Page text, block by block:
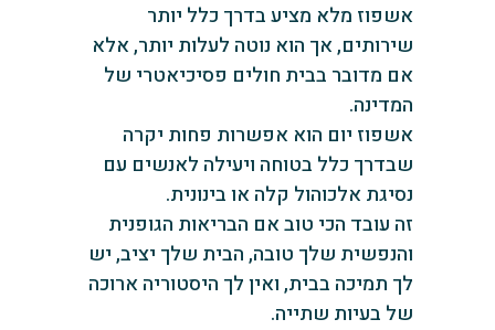
אשפוז מלא מציע בדרך כלל יותר
שירותים, אך הוא נוטה לעלות יותר, אלא
אם מדובר בבית חולים פסיכיאטרי של
המדינה.
אשפוז יום הוא אפשרות פחות יקרה
שבדרך כלל בטוחה ויעילה לאנשים עם
נסיגת אלכוהול קלה או בינונית.
זה עובד הכי טוב אם הבריאות הגופנית
והנפשית שלך טובה, הבית שלך יציב, יש
לך תמיכה בבית, ואין לך היסטוריה ארוכה
של בעיות שתייה.